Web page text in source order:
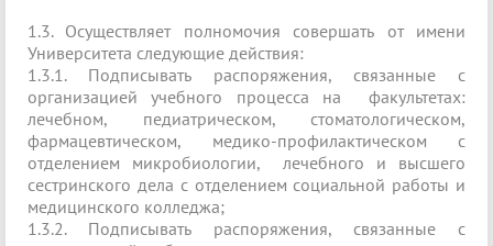
1.3. Осуществляет полномочия совершать от имени
Университета следующие действия:
1.3.1. Подписывать распоряжения, связанные с
организацией учебного процесса на факультетах:
лечебном, педиатрическом, стоматологическом,
фармацевтическом, медико-профилактическом с
отделением микробиологии, лечебного и высшего
сестринского дела с отделением социальной работы и
медицинского колледжа;
1.3.2. Подписывать распоряжения, связанные с